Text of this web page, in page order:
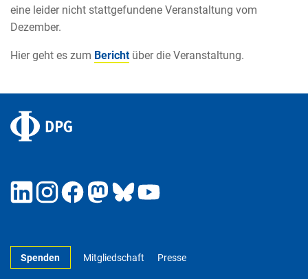
eine leider nicht stattgefundene Veranstaltung vom
Dezember.
Hier geht es zum Berichtüber die Veranstaltung.
Spenden Mitgliedschaft Presse